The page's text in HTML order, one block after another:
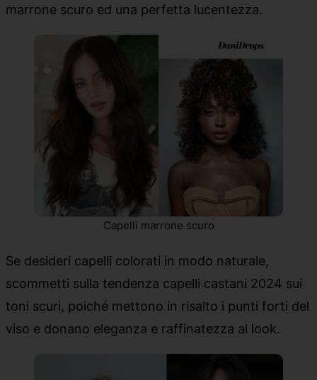
marrone scuro ed una perfetta lucentezza.
Capelli marrone scuro
Se desideri capelli colorati in modo naturale,
scommetti sulla tendenza capelli castani 2024 sui
toni scuri, poiché mettono in risalto i punti forti del
viso e donano eleganza e raffinatezza al look.